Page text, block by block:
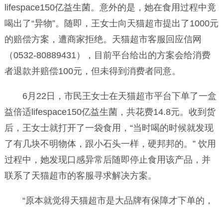
lifespace150亿益生菌。意外的是，她在食用过程中竟
喝出了“异物”。随即，王女士向天猫超市提出了1000元
的赔偿方案，遭商家拒绝。天猫超市客服回应信网
（0532-80889431），目前平台给出的方案会给消费
者退款并赔偿100元，但未得到消费者同意。
6月22日，市民王女士在天猫超市平台下单了一盒
益倍适lifespace150亿益生菌，共花费14.8元。收到货
后，王女士就打开了一袋食用，“当时喝的时候就发现
了有几块不明物体，跟小石头一样，硬邦邦的。” 饮用
过程中，她发现口感异常后随即停止食用该产品，并
联系了天猫超市的客服寻求解决方案。
“原本就觉得天猫超市是大品牌有保障才下单的，